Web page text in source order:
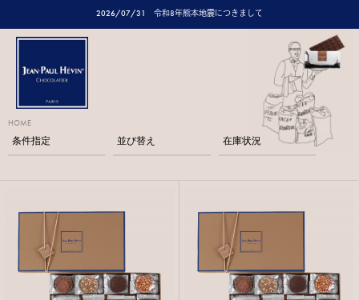
2026/07/31 令和8年熊本地震につきまして
HOME
条件指定 並び替え 在庫状況